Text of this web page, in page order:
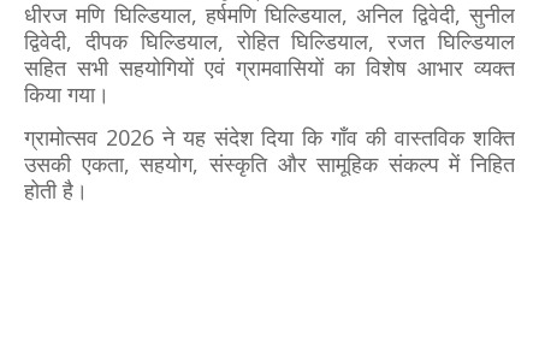
धीरज मणि घिल्डियाल, हर्षमणि घिल्डियाल, अनिल द्विवेदी, सुनील
द्विवेदी, दीपक घिल्डियाल, रोहित घिल्डियाल, रजत घिल्डियाल
सहित सभी सहयोगियों एवं ग्रामवासियों का विशेष आभार व्यक्त
किया गया।
ग्रामोत्सव 2026 ने यह संदेश दिया कि गाँव की वास्तविक शक्ति
उसकी एकता, सहयोग, संस्कृति और सामूहिक संकल्प में निहित
होती है।